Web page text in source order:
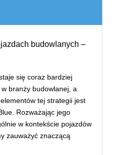
budowlanych –
się coraz bardziej
branży budowlanej, a
tej strategii jest
Rozważając jego
w kontekście pojazdów
zauważyć znaczącą